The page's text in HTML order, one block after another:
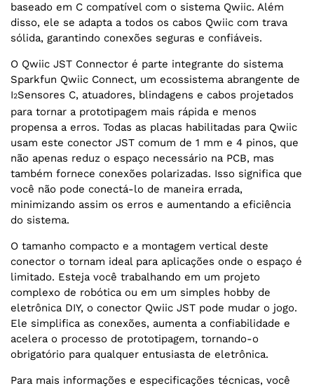
baseado em C compatível com o sistema Qwiic. Além
disso, ele se adapta a todos os cabos Qwiic com trava
sólida, garantindo conexões seguras e confiáveis.
O Qwiic JST Connector é parte integrante do sistema
Sparkfun Qwiic Connect, um ecossistema abrangente de
I2Sensores C, atuadores, blindagens e cabos projetados
para tornar a prototipagem mais rápida e menos
propensa a erros. Todas as placas habilitadas para Qwiic
usam este conector JST comum de 1 mm e 4 pinos, que
não apenas reduz o espaço necessário na PCB, mas
também fornece conexões polarizadas. Isso significa que
você não pode conectá-lo de maneira errada,
minimizando assim os erros e aumentando a eficiência
do sistema.
O tamanho compacto e a montagem vertical deste
conector o tornam ideal para aplicações onde o espaço é
limitado. Esteja você trabalhando em um projeto
complexo de robótica ou em um simples hobby de
eletrônica DIY, o conector Qwiic JST pode mudar o jogo.
Ele simplifica as conexões, aumenta a confiabilidade e
acelera o processo de prototipagem, tornando-o
obrigatório para qualquer entusiasta de eletrônica.
Para mais informações e especificações técnicas, você